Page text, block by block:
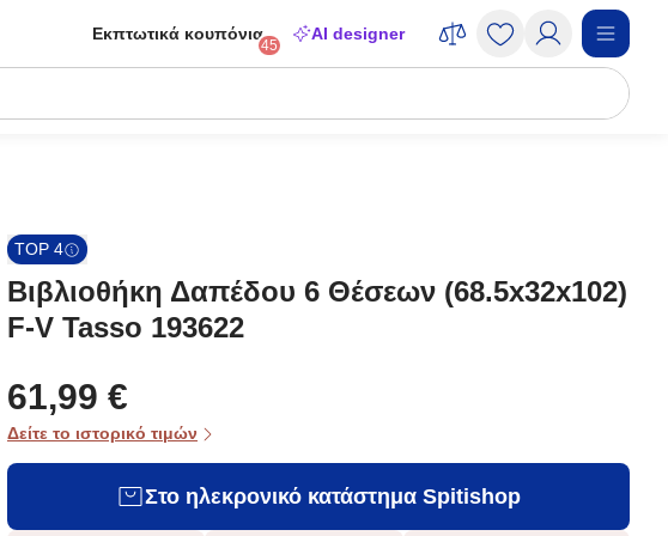
Εκπτωτικά κουπόνια
45
AI designer
TOP 4
Βιβλιοθήκη Δαπέδου 6 Θέσεων (68.5x32x102)
F-V Tasso 193622
61,99 €
Δείτε το ιστορικό τιμών
Στο ηλεκρονικό κατάστημα Spitishop